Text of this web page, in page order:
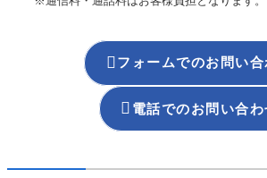
フォームでのお問い合
 電話でのお問い合わ